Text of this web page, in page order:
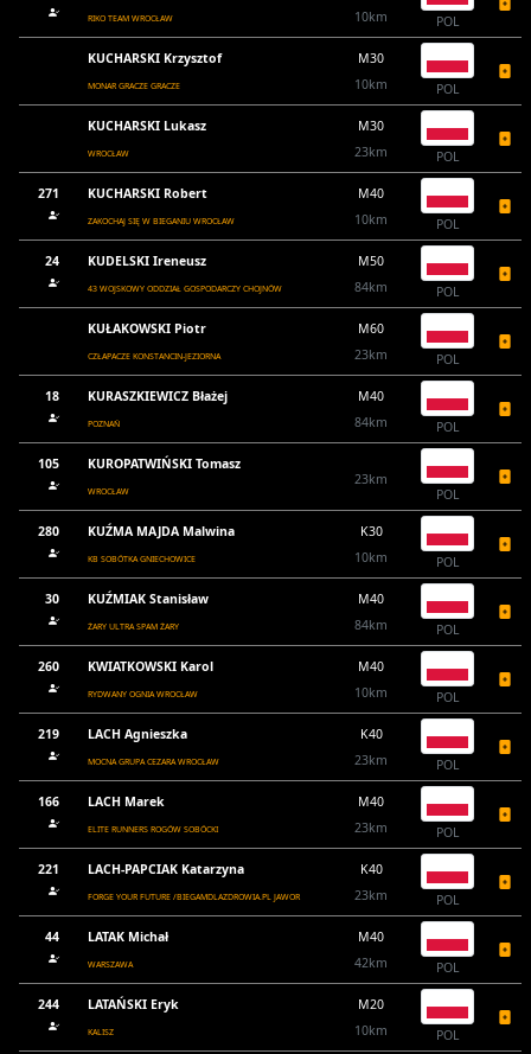
RIKO TEAM WROCŁAW
10km
POL
KUCHARSKI Krzysztof
MONAR GRACZE GRACZE
M30
10km
POL
KUCHARSKI Lukasz
WROCŁAW
M30
23km
POL
271 KUCHARSKI Robert
ZAKOCHAJ SIĘ W BIEGANIU WROCŁAW
M40
10km
POL
24 KUDELSKI Ireneusz
43 WOJSKOWY ODDZIAŁ GOSPODARCZY CHOJNÓW
M50
84km
POL
KUŁAKOWSKI Piotr
CZŁAPACZE KONSTANCIN-JEZIORNA
M60
23km
POL
18 KURASZKIEWICZ Błażej
POZNAŃ
M40
84km
POL
105 KUROPATWIŃSKI Tomasz
WROCŁAW
23km
POL
280 KUŹMA MAJDA Malwina
KB SOBÓTKA GNIECHOWICE
K30
10km
POL
30 KUŹMIAK Stanisław
ŻARY ULTRA SPAM ŻARY
M40
84km
POL
260 KWIATKOWSKI Karol
RYDWANY OGNIA WROCŁAW
M40
10km
POL
219 LACH Agnieszka
MOCNA GRUPA CEZARA WROCŁAW
K40
23km
POL
166 LACH Marek
ELITE RUNNERS ROGÓW SOBÓCKI
M40
23km
POL
221 LACH-PAPCIAK Katarzyna
FORGE YOUR FUTURE /BIEGAMDLAZDROWIA.PL JAWOR
K40
23km
POL
44 LATAK Michał
WARSZAWA
M40
42km
POL
244 LATAŃSKI Eryk
KALISZ
M20
10km
POL